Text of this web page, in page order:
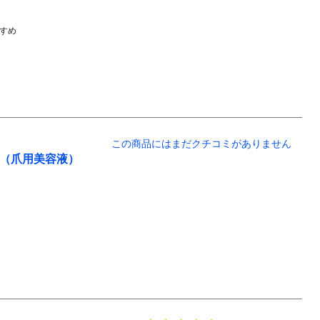
め
この商品にはまだクチコミがありません
爪用美容液）